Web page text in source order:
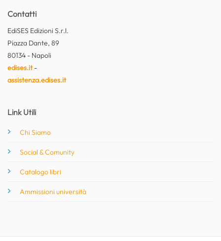
Contatti
EdiSES Edizioni S.r.l.
Piazza Dante, 89
80134 - Napoli
edises.it-
assistenza.edises.it
Link Utili
Chi Siamo
Social & Comunity
Catalogo libri
Ammissioni università